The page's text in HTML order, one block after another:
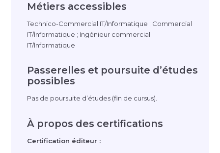
Métiers accessibles
Technico-Commercial IT/Informatique ; Commercial
IT/Informatique ; Ingénieur commercial
IT/Informatique
Passerelles et poursuite d’études
possibles
Pas de poursuite d’études (fin de cursus).
À propos des certifications
Certification éditeur :